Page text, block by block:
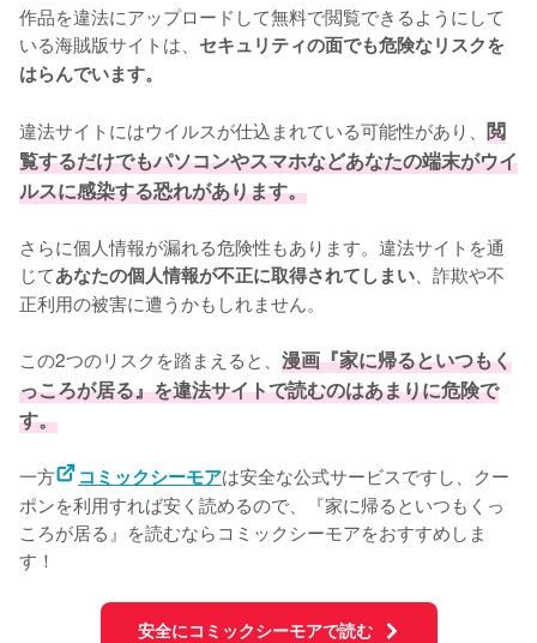
作品を違法にアップロードして無料で閲覧できるようにして
いる海賊版サイトは、 セキュリティの面でも危険なリスクを
はらんでいます。
違法サイトにはウイルスが仕込まれている可能性があり、 閲
覧するだけでもパソコンやスマホなどあなたの端末がウイ
ルスに感染する恐れがあります。
さらに個人情報が漏れる危険性もあります。違法サイトを通
じてあなたの個人情報が不正に取得されてしまい 、詐欺や不
正利用の被害に遭うかもしれません。
この2つのリスクを踏まえると、 漫画『家に帰るといつもく
っころが居る』を違法サイトで読むのはあまりに危険で
す。
一方 コミックシーモアは安全な公式サービスですし、クー
ポンを利用すれば安く読めるので、『家に帰るといつもくっ
ころが居る』を読むならコミックシーモアをおすすめしま
す！
安全にコミックシーモアで読む